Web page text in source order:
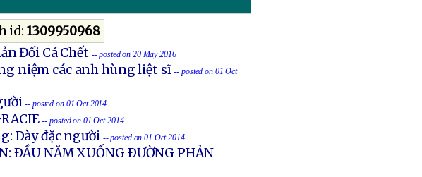
id: 1309950968
Đối Cá Chết -- posted on 20 May 2016
niệm các anh hùng liệt sĩ -- posted on 01 Oct
-- posted on 01 Oct 2014
-- posted on 01 Oct 2014
Dày đặc người -- posted on 01 Oct 2014
ÐẦU NĂM XUỐNG ÐƯỜNG PHẢN